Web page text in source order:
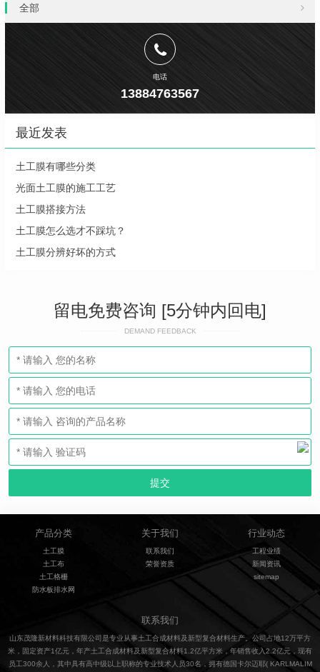
全部
电话
13884763567
最近发表
土工膜有哪些分类
光面土工膜的施工工艺
土工膜搭接方法
土工膜怎么选才不踩坑？
土工膜分辨好坏的方式
留电免费咨询 [5分钟内回电]
DEMAND FEEDBACK
产品分类
土工膜
土工布
土工格栅
防水板排水网
关于我们
联系我们
荣誉资质
行业动态
工程业绩
新闻资讯
sitemap
联系我们
山东茂隆新材料科技有限公司是专业从事土工合成材料及新型复合材料生产。公司占地12万平方
米，固定资产1亿元，年产土工合成材料及新型复合材料1.2亿平方米，年销售收入2.2亿元，现有
员工300余人，其中具有高中级以上职称的专业技术人员30名，拥有德国卡尔迈耶( KARLMALIM